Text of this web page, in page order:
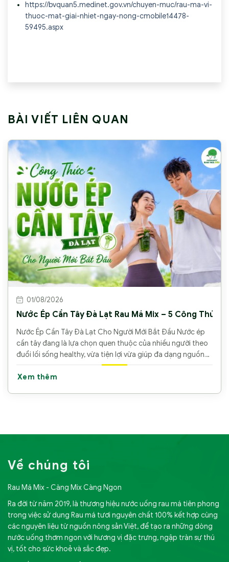
https://bvquan5.medinet.gov.vn/chuyen-muc/rau-ma-vi-
thuoc-mat-giai-nhiet-ngay-nong-cmobile14478-
59495.aspx
BÀI VIẾT LIÊN QUAN
Nước Ép Cần Tây Đà Lạt Rau Má Mix – 5 Công Thức
01/08/2026
Nước Ép Cần Tây Đà Lạt Cho Người Mới Bắt Đầu Nước ép
cần tây đang là lựa chọn quen thuộc của nhiều người theo
đuổi lối sống healthy, vừa tiện lợi vừa giúp đa dạng nguồn
rau trong bữa
Xem thêm
Về chúng tôi
Rau Má Mix - Càng Mix Càng Ngon
Ra đời từ năm 2019, là thương hiệu nước uống rau má tiên phong
trong việc sử dụng Rau má tươi nguyên chất 100% kết hợp cùng
các nguyên liệu từ nguồn nông sản Việt, để tạo ra những dòng
nước uống thơm ngon với hương vị đặc trưng, ngập tràn sự thú
vị, tốt cho sức khoẻ và sắc đẹp.